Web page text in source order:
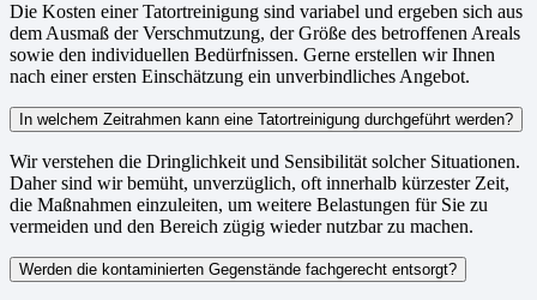
Die Kosten einer Tatortreinigung sind variabel und ergeben sich aus
dem Ausmaß der Verschmutzung, der Größe des betroffenen Areals
sowie den individuellen Bedürfnissen. Gerne erstellen wir Ihnen
nach einer ersten Einschätzung ein unverbindliches Angebot.
In welchem Zeitrahmen kann eine Tatortreinigung durchgeführt werden?
Wir verstehen die Dringlichkeit und Sensibilität solcher Situationen.
Daher sind wir bemüht, unverzüglich, oft innerhalb kürzester Zeit,
die Maßnahmen einzuleiten, um weitere Belastungen für Sie zu
vermeiden und den Bereich zügig wieder nutzbar zu machen.
Werden die kontaminierten Gegenstände fachgerecht entsorgt?